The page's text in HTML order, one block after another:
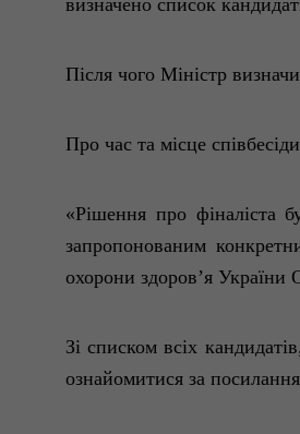
визначено список
Після чого Міністр
Про час та місце співбесіди
«Рішення про фіналіста
запропонованим
охорони здоров’я України
Зі спискомвсіх кандидатів
ознайомитися за